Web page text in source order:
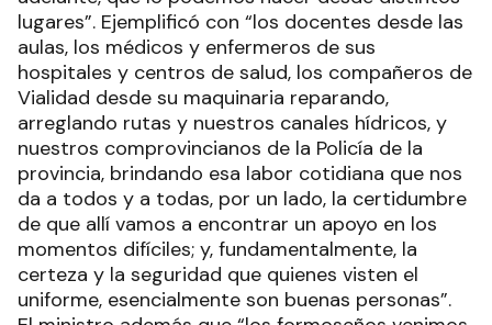
lugares”. Ejemplificó con “los docentes desde las
aulas, los médicos y enfermeros de sus
hospitales y centros de salud, los compañeros de
Vialidad desde su maquinaria reparando,
arreglando rutas y nuestros canales hídricos, y
nuestros comprovincianos de la Policía de la
provincia, brindando esa labor cotidiana que nos
da a todos y a todas, por un lado, la certidumbre
de que allí vamos a encontrar un apoyo en los
momentos difíciles; y, fundamentalmente, la
certeza y la seguridad que quienes visten el
uniforme, esencialmente son buenas personas”.